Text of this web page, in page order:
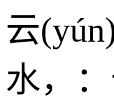
云
水，